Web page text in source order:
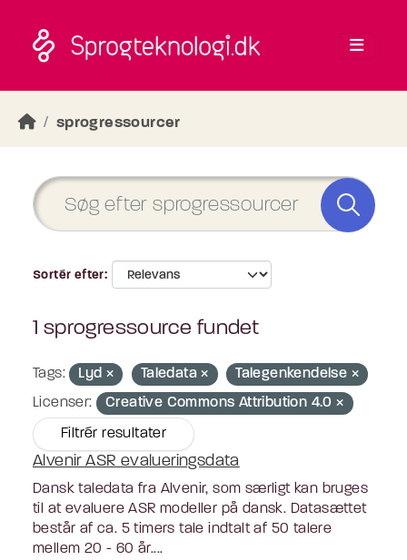
sprogressourcer
Sortér efter
1 sprogressource fundet
Tags: Lyd Taledata
Talegenkendelse
Licenser:
Creative Commons Attribution 4.0
Filtrér resultater
Alvenir ASR evalueringsdata
Dansk taledata fra Alvenir, som særligt kan bruges
til at evaluere ASR modeller på dansk. Datasættet
består af ca. 5 timers tale indtalt af 50 talere
mellem 20 - 60 år....